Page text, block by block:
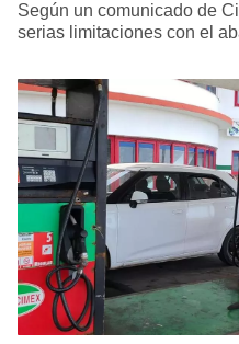
Según un comunicado de
serias limitaciones con el